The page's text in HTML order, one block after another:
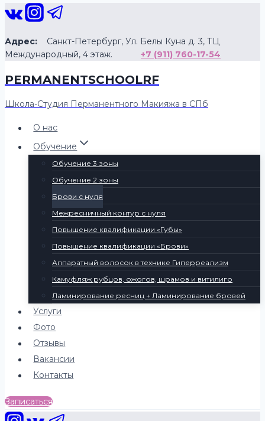
Перейти
содержанию
Адрес: Санкт-Петербург, Ул. Белы Куна д. 3, ТЦ
Международный, 4 этаж. +7 (911) 760-17-54
PERMANENTSCHOOLRF
Школа-Студия Перманентного Макияжа в СПб
О нас
Обучение
Обучение 3 зоны
Обучение 2 зоны
Брови с нуля
Межресничный контур с нуля
Повышение квалификации «Губы»
Повышение квалификации «Брови»
Аппаратный волосок в технике Гиперреализм
Камуфляж рубцов, ожогов, шрамов и витилиго
Ламинирование ресниц + Ламинирование бровей
Услуги
Фото
Отзывы
Вакансии
Контакты
Записаться